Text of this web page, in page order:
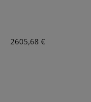
2605,68 €